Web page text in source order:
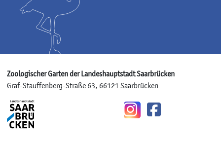
Zoologischer Garten der Landeshauptstadt Saarbrücken
Graf-Stauffenberg-Straße 63, 66121 Saarbrücken
Instagram